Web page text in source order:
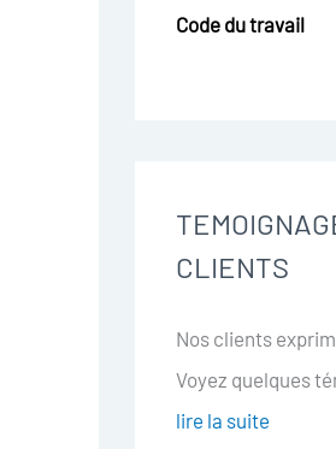
Code du travail
CLIENTS
Nos clients
Voyez quelques
lire la suite